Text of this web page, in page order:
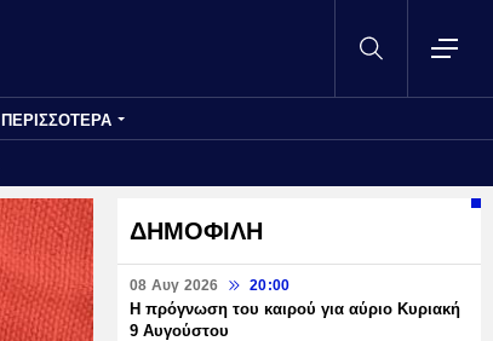
ΠΕΡΙΣΣΟΤΕΡΑ
ΔΗΜΟΦΙΛΗ
08 Αυγ 2026 20:00
Η πρόγνωση του καιρού για αύριο Κυριακή
9 Αυγούστου